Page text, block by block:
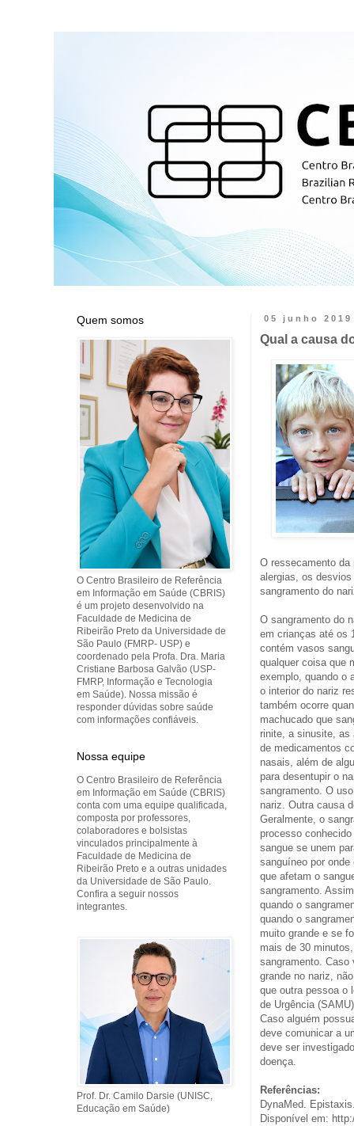
05 junho 2019
Qual a causa
O ressecamento
alergias, os
sangramento do
O sangramento do
em crianças até os
contém vasos
qualquer coisa que
exemplo, quando o
o interior do nariz
também ocorre
machucado que
rinite, a sinusite,
de medicamentos
nasais, além de
para desentupir o
sangramento. O
nariz. Outra causa
Geralmente, o
processo
sangue se unem
sanguíneo por
que afetam o
sangramento.
quando o
quando o
muito grande e se
mais de 30
sangramento. Caso
grande no nariz,
que outra pessoa o
de Urgência
Caso alguém
deve comunicar a
deve ser
doença.
Referências:
DynaMed.
Disponível em:
Quem somos
O Centro Brasileiro de Referência
em Informação em Saúde (CBRIS)
é um projeto desenvolvido na
Faculdade de Medicina de
Ribeirão Preto da Universidade de
São Paulo (FMRP- USP) e
coordenado pela Profa. Dra. Maria
Cristiane Barbosa Galvão (USP-
FMRP, Informação e Tecnologia
em Saúde). Nossa missão é
responder dúvidas sobre saúde
com informações confiáveis.
Nossa equipe
O Centro Brasileiro de Referência
em Informação em Saúde (CBRIS)
conta com uma equipe qualificada,
composta por professores,
colaboradores e bolsistas
vinculados principalmente à
Faculdade de Medicina de
Ribeirão Preto e a outras unidades
da Universidade de São Paulo.
Confira a seguir nossos
integrantes.
Prof. Dr. Camilo Darsie (UNISC,
Educação em Saúde)